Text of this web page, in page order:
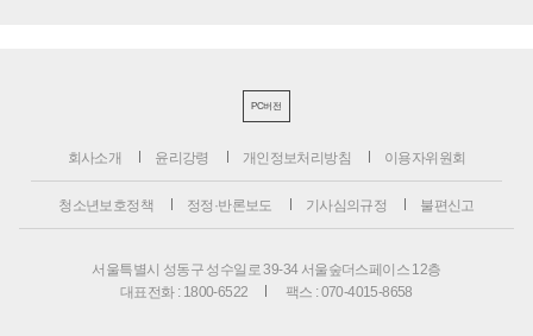
PC버전
회사소개 윤리강령 개인정보처리방침 이용자위원회
청소년보호정책 정정·반론보도 기사심의규정 불편신고
서울특별시 성동구 성수일로 39-34 서울숲더스페이스 12층
대표전화 : 1800-6522
팩스 : 070-4015-8658